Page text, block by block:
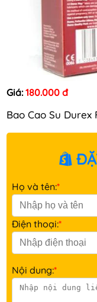
Giá: 180.000 đ
Bao Cao Su
Họ và tên:*
Điện thoại:*
Nội dung:*